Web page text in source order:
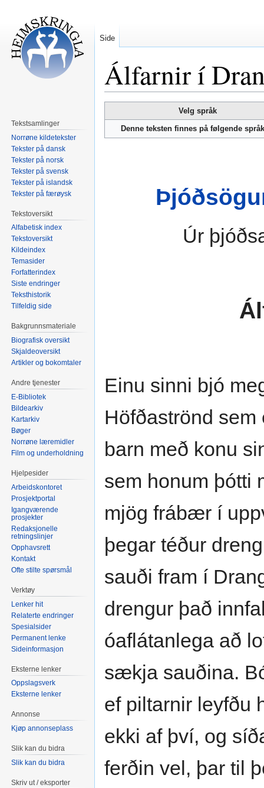
Álfarnir í
til
navigering
til
Velg språk
Denne teksten finnes på følgende
Úr
Einu sinni bjó
Höfðaströnd
barn með konu
sem honum þótti
mjög frábær í
þegar téður
sauði fram í
drengur það
óaflátanlega að
sækja sauðina.
ef piltarnir leyfðu
ekki af því, og
ferðin vel, þar til
Side
Tekstsamlinger
Norrøne kildetekster
Tekster på dansk
Tekster på norsk
Tekster på svensk
Tekster på islandsk
Tekster på færøysk
Tekstoversikt
Alfabetisk index
Tekstoversikt
Kildeindex
Temasider
Forfatterindex
Siste endringer
Teksthistorik
Tilfeldig side
Bakgrunnsmateriale
Biografisk oversikt
Skjaldeoversikt
Artikler og bokomtaler
Andre tjenester
E-Bibliotek
Bildearkiv
Kartarkiv
Bøger
Norrøne læremidler
Film og underholdning
Hjelpesider
Arbeidskontoret
Prosjektportal
Igangværende
prosjekter
Redaksjonelle
retningslinjer
Opphavsrett
Kontakt
Ofte stilte spørsmål
Verktøy
Lenker hit
Relaterte endringer
Spesialsider
Permanent lenke
Sideinformasjon
Eksterne lenker
Oppslagsverk
Eksterne lenker
Annonse
Kjøp annonseplass
Slik kan du bidra
Slik kan du bidra
Skriv ut / eksporter